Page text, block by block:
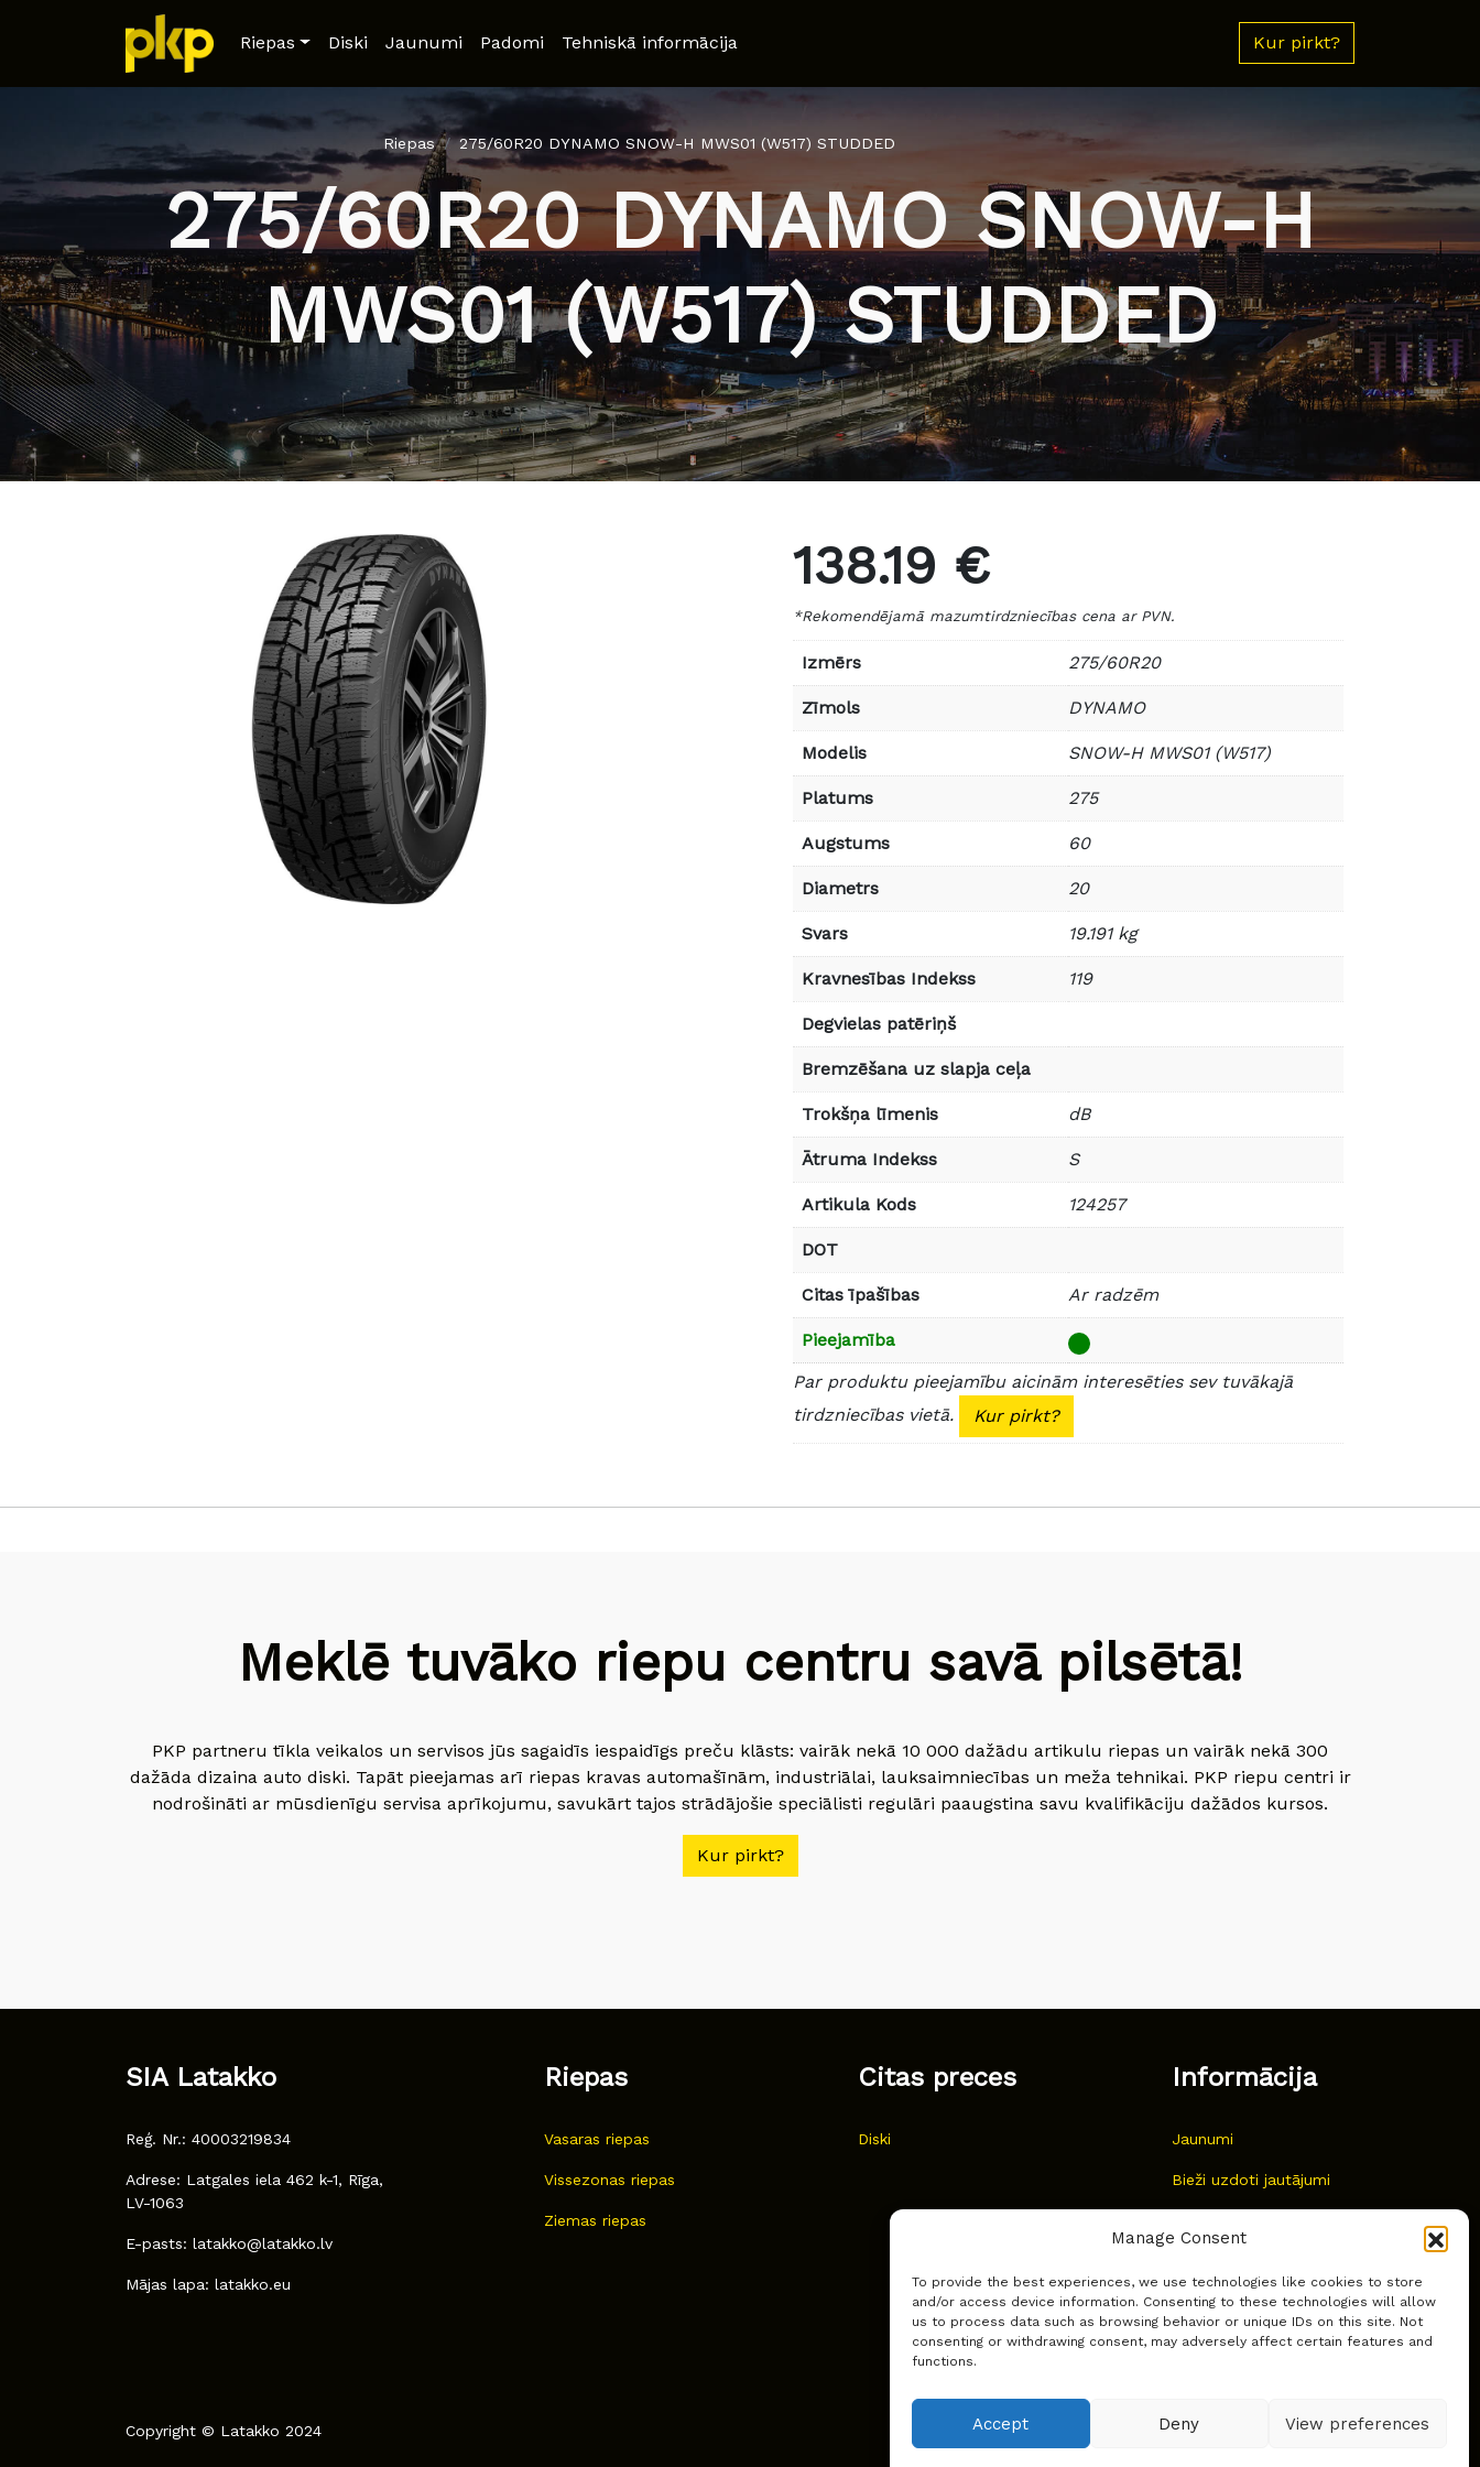
Manage Consent
To provide the best experiences, we use technologies like cookies to store
and/or access device information. Consenting to these technologies will allow
us to process data such as browsing behavior or unique IDs on this site. Not
consenting or withdrawing consent, may adversely affect certain features and
functions.
Accept Deny View preferences
Riepas Diski Jaunumi Padomi Tehniskā informācija Kur pirkt?
Riepas 275/60R20 DYNAMO SNOW-H MWS01 (W517) STUDDED
275/60R20 DYNAMO SNOW-H
MWS01 (W517) STUDDED
138.19 €
*Rekomendējamā mazumtirdzniecības cena ar PVN.
Izmērs 275/60R20
Zīmols DYNAMO
Modelis SNOW-H MWS01 (W517)
Platums 275
Augstums 60
Diametrs 20
Svars 19.191 kg
Kravnesības Indekss 119
Degvielas patēriņš
Bremzēšana uz slapja ceļa
Trokšņa līmenis dB
Ātruma Indekss S
Artikula Kods 124257
DOT
Citas īpašības Ar radzēm
Pieejamība
Par produktu pieejamību aicinām interesēties sev tuvākajā
tirdzniecības vietā.
Kur pirkt?
Meklē tuvāko riepu centru savā pilsētā!
PKP partneru tīkla veikalos un servisos jūs sagaidīs iespaidīgs preču klāsts: vairāk nekā 10 000 dažādu artikulu riepas un vairāk nekā 300
dažāda dizaina auto diski. Tapāt pieejamas arī riepas kravas automašīnām, industriālai, lauksaimniecības un meža tehnikai. PKP riepu centri ir
nodrošināti ar mūsdienīgu servisa aprīkojumu, savukārt tajos strādājošie speciālisti regulāri paaugstina savu kvalifikāciju dažādos kursos.
Kur pirkt?
SIA Latakko
Reģ. Nr.: 40003219834
Adrese: Latgales iela 462 k-1, Rīga,
LV-1063
E-pasts: latakko@latakko.lv
Mājas lapa: latakko.eu
Riepas
Vasaras riepas
Vissezonas riepas
Ziemas riepas
Citas preces
Diski
Informācija
Jaunumi
Bieži uzdoti jautājumi
Copyright © Latakko 2024